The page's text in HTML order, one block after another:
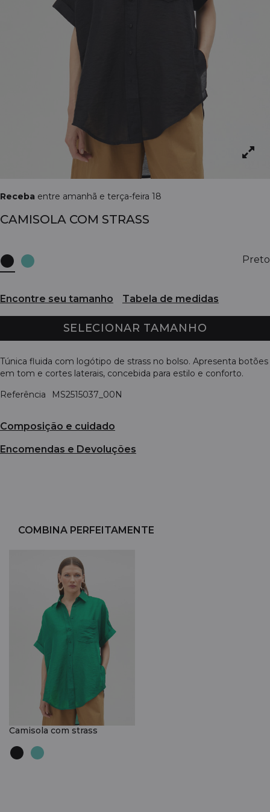
Receba entre amanhã e terça-feira 18
CAMISOLA COM STRASS
Preto
Encontre seu tamanho Tabela de medidas
SELECIONAR TAMANHO
Túnica fluida com logótipo de strass no bolso. Apresenta botões
em tom e cortes laterais, concebida para estilo e conforto.
Referência
MS2515037_00N
Composição e cuidado
Encomendas e Devoluções
COMBINA PERFEITAMENTE
Camisola com strass